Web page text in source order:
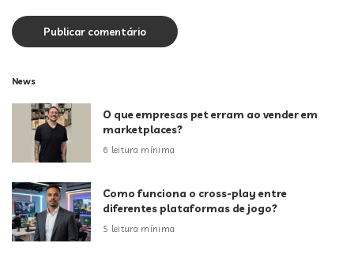
News
O que empresas pet erram ao vender em
marketplaces?
6 leitura mínima
Como funciona o cross-play entre
diferentes plataformas de jogo?
5 leitura mínima